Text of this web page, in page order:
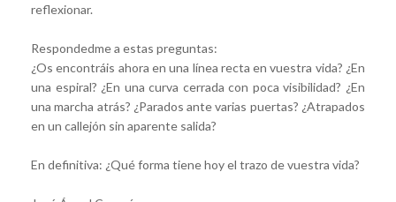
reflexionar.
Respondedme a estas preguntas:
¿Os encontráis ahora en una línea recta en vuestra vida? ¿En
una espiral? ¿En una curva cerrada con poca visibilidad? ¿En
una marcha atrás? ¿Parados ante varias puertas? ¿Atrapados
en un callejón sin aparente salida?
En definitiva: ¿Qué forma tiene hoy el trazo de vuestra vida?